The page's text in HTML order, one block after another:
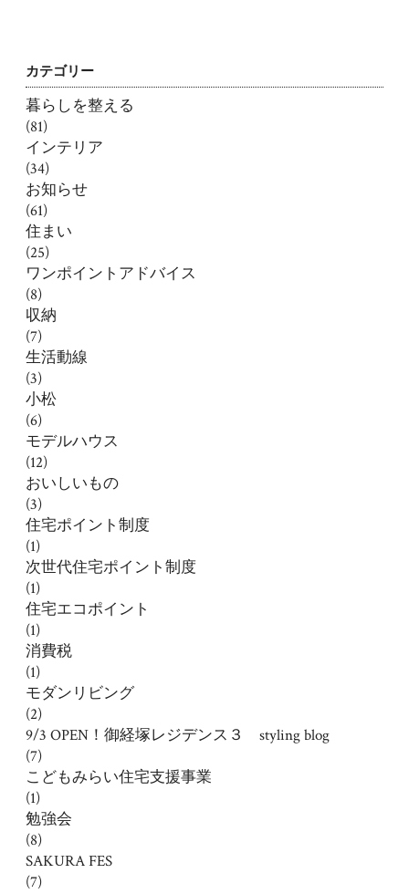
カテゴリー
暮らしを整える
(81)
インテリア
(34)
お知らせ
(61)
住まい
(25)
ワンポイントアドバイス
(8)
収納
(7)
生活動線
(3)
小松
(6)
モデルハウス
(12)
おいしいもの
(3)
住宅ポイント制度
(1)
次世代住宅ポイント制度
(1)
住宅エコポイント
(1)
消費税
(1)
モダンリビング
(2)
9/3 OPEN！御経塚レジデンス３ styling blog
(7)
こどもみらい住宅支援事業
(1)
勉強会
(8)
SAKURA FES
(7)